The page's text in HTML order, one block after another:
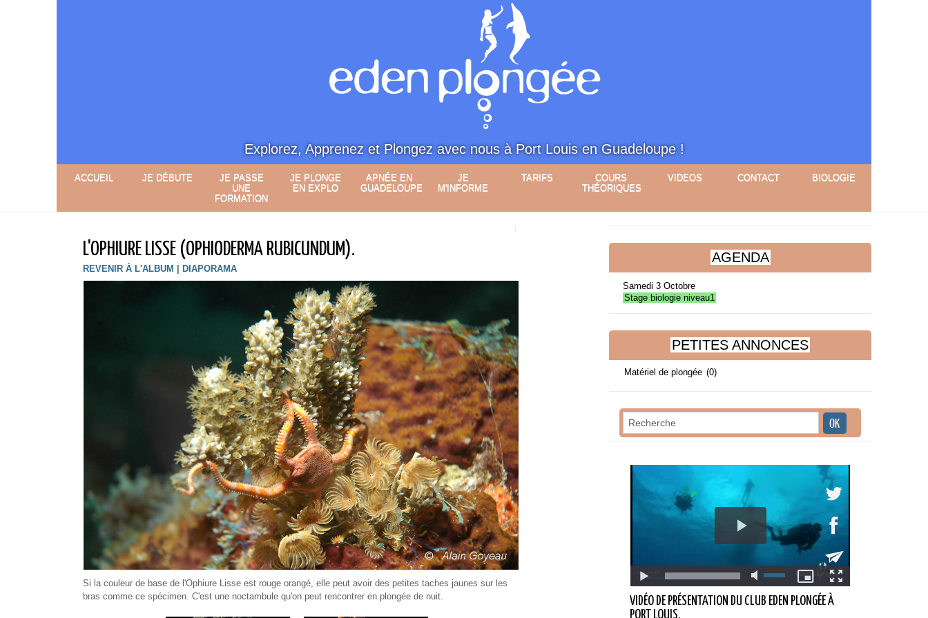
Explorez, Apprenez et Plongez avec nous à Port Louis en Guadeloupe !
ACCUEIL JE DÉBUTE
JE PASSE
UNE
FORMATION
JE PLONGE
EN EXPLO
APNÉE EN
GUADELOUPE
JE
M'INFORME
TARIFS
COURS
THÉORIQUES
VIDEOS CONTACT BIOLOGIE
L'OPHIURE LISSE (OPHIODERMA RUBICUNDUM).
REVENIR À L'ALBUM DIAPORAMA
Si la couleur de base de l'Ophiure Lisse est rouge orangé, elle peut avoir des petites taches jaunes sur les
bras comme ce spécimen. C'est une noctambule qu'on peut rencontrer en plongée de nuit.
AGENDA
Samedi 3 Octobre
Stage biologie niveau1
PETITES ANNONCES
Matériel de plongée (0)
VIDÉO DE PRÉSENTATION DU CLUB EDEN PLONGÉE À
PORT LOUIS.